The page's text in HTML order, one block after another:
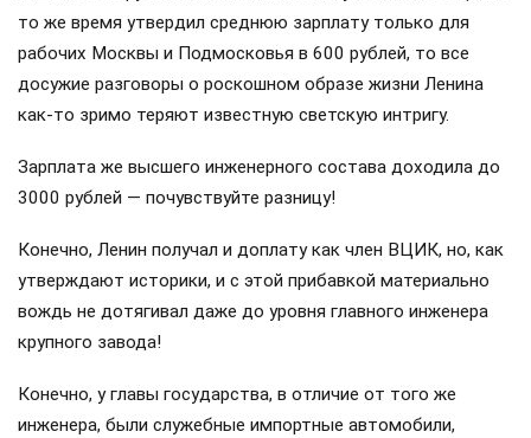
то же время утвердил среднюю зарплату только для
рабочих Москвы и Подмосковья в 600 рублей, то все
досужие разговоры о роскошном образе жизни Ленина
как-то зримо теряют известную светскую интригу.
Зарплата же высшего инженерного состава доходила до
3000 рублей — почувствуйте разницу!
Конечно, Ленин получал и доплату как член ВЦИК, но, как
утверждают историки, и с этой прибавкой материально
вождь не дотягивал даже до уровня главного инженера
крупного завода!
Конечно, у главы государства, в отличие от того же
инженера, были служебные импортные автомобили,